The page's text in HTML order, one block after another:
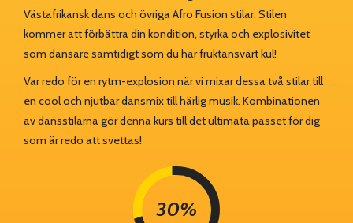
Västafrikansk dans och övriga Afro Fusion stilar. Stilen
kommer att förbättra din kondition, styrka och explosivitet
som dansare samtidigt som du har fruktansvärt kul!
Var redo för en rytm-explosion när vi mixar dessa två stilar till
en cool och njutbar dansmix till härlig musik. Kombinationen
av dansstilarna gör denna kurs till det ultimata passet för dig
som är redo att svettas!
30%